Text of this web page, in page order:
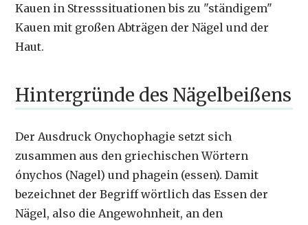
Kauen in Stresssituationen bis zu "ständigem"
Kauen mit großen Abträgen der Nägel und der
Haut.
Hintergründe des Nägelbeißens
Der Ausdruck Onychophagie setzt sich
zusammen aus den griechischen Wörtern
ónychos (Nagel) und phagein (essen). Damit
bezeichnet der Begriff wörtlich das Essen der
Nägel, also die Angewohnheit, an den